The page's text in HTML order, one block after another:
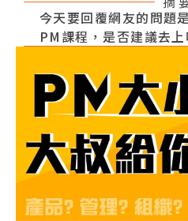
今天要回覆網友的問題
PM課程，是否建議去上